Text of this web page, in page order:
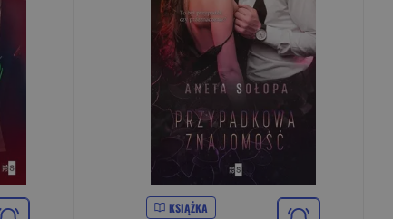
KSIĄŻKA